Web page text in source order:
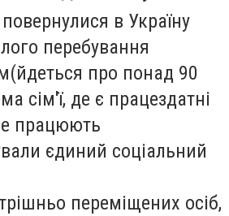
в Україну
перебування
(йдеться про понад 90
сім'ї, де є працездатні
працюють
єдиний соціальний
переміщених осіб,